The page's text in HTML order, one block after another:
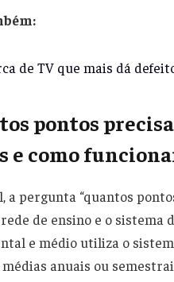
de TV que mais dá
pontos
e como
a pergunta “quantos
rede de ensino e o sistema
e médio utiliza o
anuais ou